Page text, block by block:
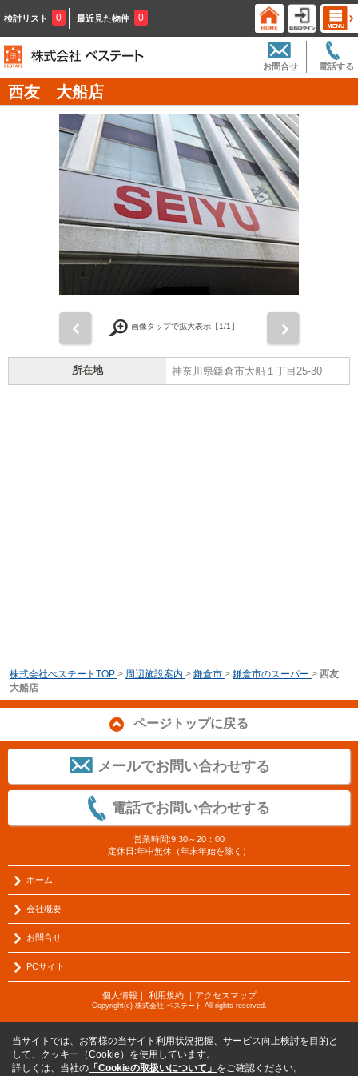
検討リスト 0 最近見た物件 0
電話する
お問合せ
西友 大船店
画像タップで拡大表示【1/1】
所在地 神奈川県鎌倉市大船１丁目25-30
株式会社べステートTOP > 周辺施設案内 > 鎌倉市 > 鎌倉市のスーパー > 西友
大船店
ページトップに戻る
メールでお問い合わせする
電話でお問い合わせする
営業時間:9:30～20：00
定休日:年中無休（年末年始を除く）
ホーム
会社概要
お問合せ
PCサイト
個人情報 ｜ 利用規約｜ アクセスマップ
Copyright(c) 株式会社 ベステート All rights reserved.
当サイトでは、お客様の当サイト利用状況把握、サービス向上検討を目的と
して、クッキー（Cookie）を使用しています。
詳しくは、当社の 「Cookieの取扱いについて」 をご確認ください。